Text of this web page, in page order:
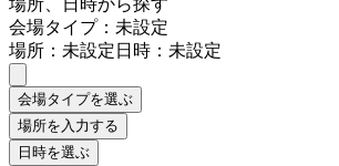
会場タイプ：未設定
場所：未設定日時：未設定
会場タイプを選ぶ
場所を入力する
日時を選ぶ